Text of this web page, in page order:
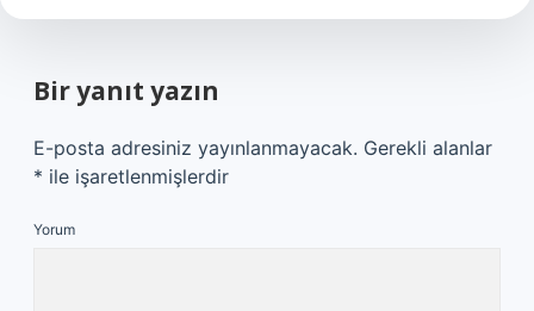
Bir yanıt yazın
E-posta adresiniz yayınlanmayacak. Gerekli alanlar
* ile işaretlenmişlerdir
Yorum